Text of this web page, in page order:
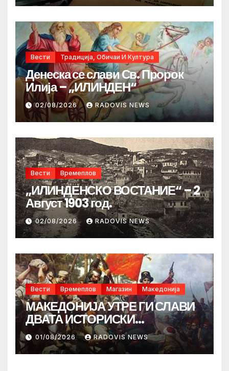
Вести Традиција, Обичаи И Култура
Денеска се слави Св. Пророк
Илија – „ИЛИНДЕН“
02/08/2026 RADOVIS NEWS
Вести Времеплов
„ИЛИНДЕНСКО ВОСТАНИЕ“ – 2
Август 1903 год.
02/08/2026 RADOVIS NEWS
Вести Времеплов Магазин Македонија
МАКЕДОНИЈА УТРЕ ГИ СЛАВИ
ДВАТА ИСТОРИСКИ
ИЛИНДЕНА!
01/08/2026 RADOVIS NEWS